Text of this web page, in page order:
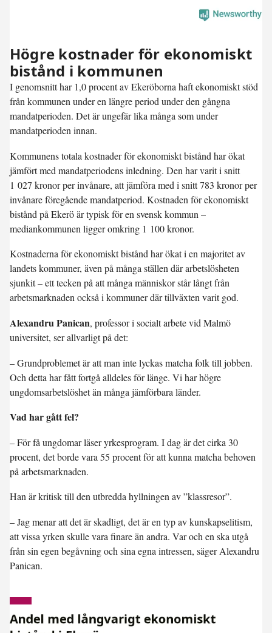
Högre kostnader för ekonomiskt
bistånd i kommunen
I genomsnitt har 1,0 procent av Ekerö­borna haft ekonomiskt stöd
från kommunen under en längre period under den gångna
mandatperioden. Det är ungefär lika många som under
mandatperioden innan.
Kommunens totala kostnader för ekonomiskt bistånd har ökat
jämfört med mandatperiodens inledning. Den har varit i snitt
1 027 kronor per invånare, att jämföra med i snitt 783 kronor per
invånare föregående mandatperiod. Kostnaden för ekonomiskt
bistånd på Ekerö är typisk för en svensk kommun –
mediankommunen ligger omkring 1 100 kronor.
Kostnaderna för ekonomiskt bistånd har ökat i en majoritet av
landets kommuner, även på många ställen där arbetslösheten
sjunkit – ett tecken på att många människor står långt från
arbetsmarknaden också i kommuner där tillväxten varit god.
Alexandru Panican, professor i socialt arbete vid Malmö
universitet, ser allvarligt på det:
– Grundproblemet är att man inte lyckas matcha folk till jobben.
Och detta har fått fortgå alldeles för länge. Vi har högre
ungdomsarbetslöshet än många jämförbara länder.
Vad har gått fel?
– För få ungdomar läser yrkesprogram. I dag är det cirka 30
procent, det borde vara 55 procent för att kunna matcha behoven
på arbetsmarknaden.
Han är kritisk till den utbredda hyllningen av ”klassresor”.
– Jag menar att det är skadligt, det är en typ av kunskapselitism,
att vissa yrken skulle vara finare än andra. Var och en ska utgå
från sin egen begåvning och sina egna intressen, säger Alexandru
Panican.